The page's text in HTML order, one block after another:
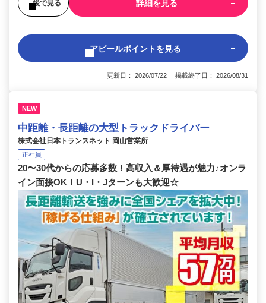
後で見る 詳細を見る
アピールポイントを見る
更新日： 2026/07/22 掲載終了日： 2026/08/31
NEW
中距離・長距離の大型トラックドライバー
株式会社日本トランスネット 岡山営業所
正社員
20〜30代からの応募多数！高収入＆厚待遇が魅力♪オンラ
イン面接OK！U・I・Jターンも大歓迎☆